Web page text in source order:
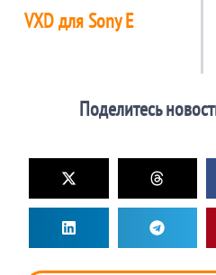
VXD для Sony E
Поделитесь